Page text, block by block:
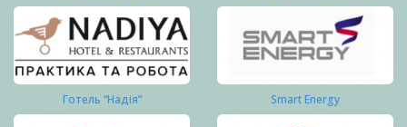
Готель “Надія” Smart Energy